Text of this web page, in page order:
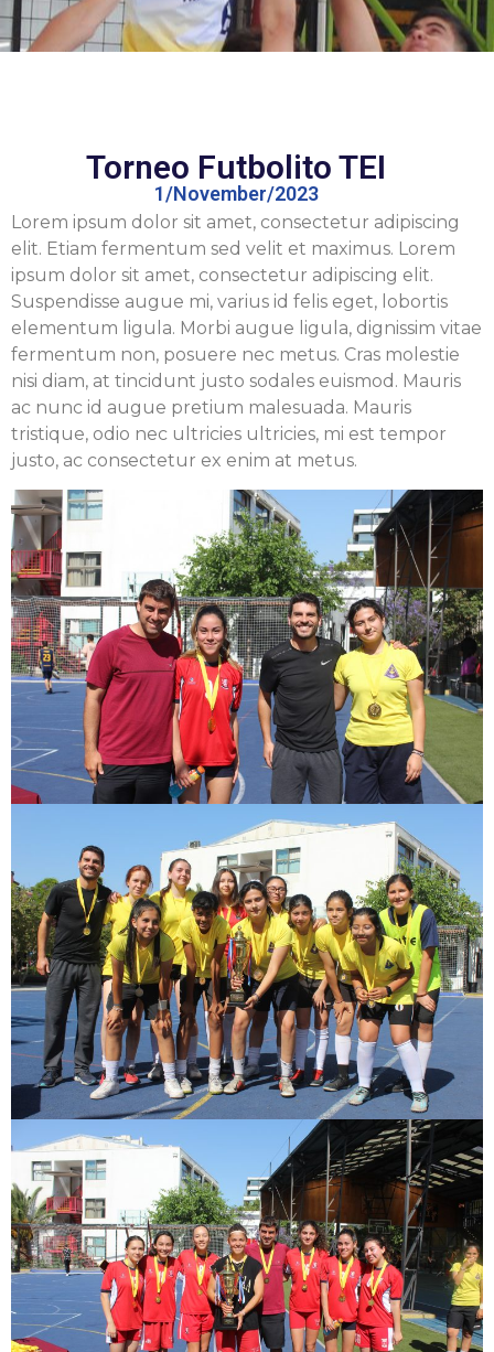
Torneo Futbolito TEI
1/November/2023
Lorem ipsum dolor sit amet, consectetur adipiscing
elit. Etiam fermentum sed velit et maximus. Lorem
ipsum dolor sit amet, consectetur adipiscing elit.
Suspendisse augue mi, varius id felis eget, lobortis
elementum ligula. Morbi augue ligula, dignissim vitae
fermentum non, posuere nec metus. Cras molestie
nisi diam, at tincidunt justo sodales euismod. Mauris
ac nunc id augue pretium malesuada. Mauris
tristique, odio nec ultricies ultricies, mi est tempor
justo, ac consectetur ex enim at metus.